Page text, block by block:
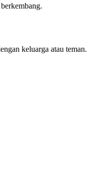
keluarga atau teman.